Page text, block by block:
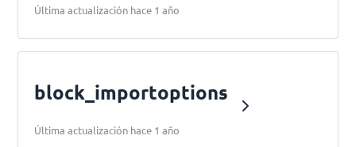
Última actualización hace 1 año
block_importoptions
Última actualización hace 1 año